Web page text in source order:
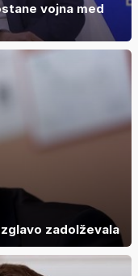
vojna med
zadolževala